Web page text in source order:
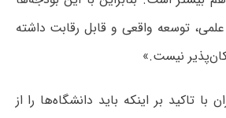
علمی، توسعه واقعی و قابل رقابت داشته
نیست.»
تاکید بر اینکه باید دانشگاه‌ها را از